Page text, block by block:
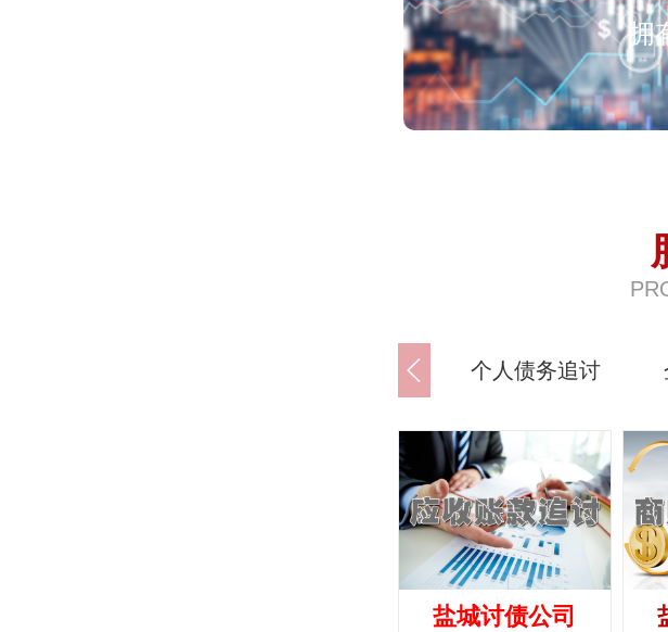
拥
个人债务追讨
盐城讨债公司